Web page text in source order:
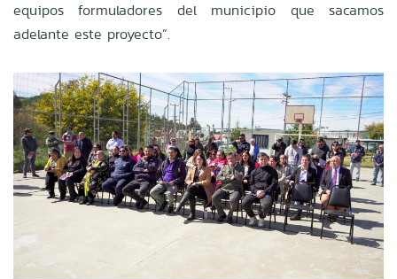
equipos formuladores del municipio que sacamos
adelante este proyecto”.